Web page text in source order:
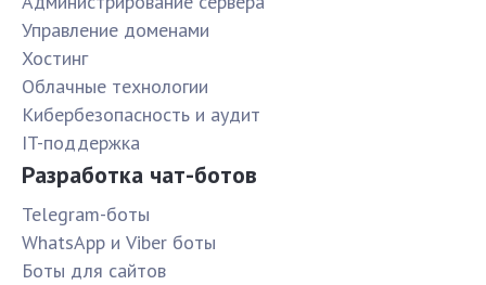
Управление доменами
Хостинг
Облачные технологии
Кибербезопасность и аудит
IT-поддержка
Разработка чат-ботов
Telegram-боты
WhatsApp и Viber боты
Боты для сайтов